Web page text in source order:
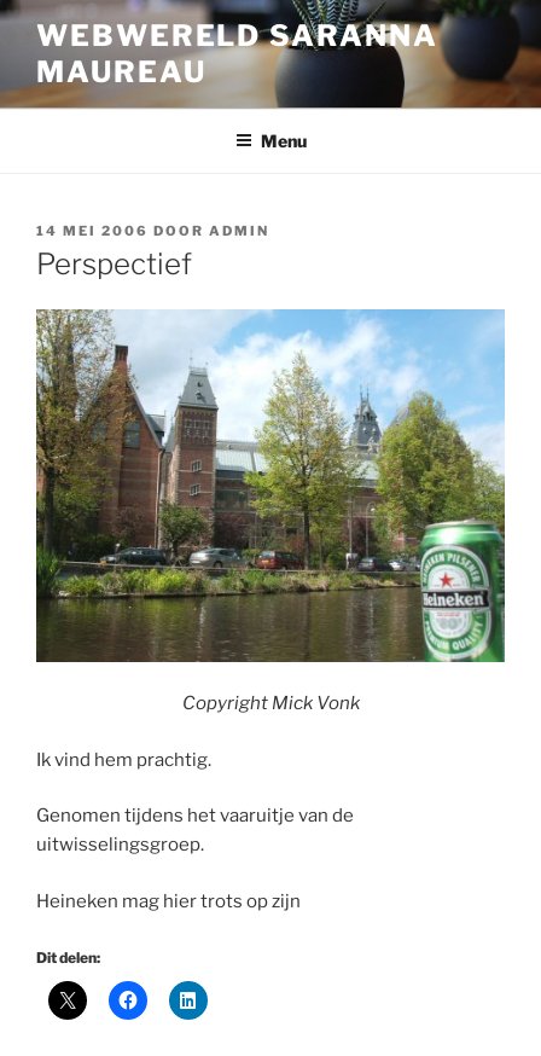
Ga
inhoud
WEBWERELD SARANNA
MAUREAU
Menu
GEPLAATST
OP
14 MEI 2006 DOOR ADMIN
Perspectief
Copyright Mick Vonk
Ik vind hem prachtig.
Genomen tijdens het vaaruitje van de
uitwisselingsgroep.
Heineken mag hier trots op zijn
Dit delen: